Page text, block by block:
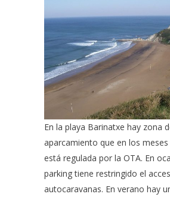
En la playa Barinatxe hay zona
aparcamiento que en los
está regulada por la OTA. En
parking tiene restringido el
autocaravanas. En verano hay